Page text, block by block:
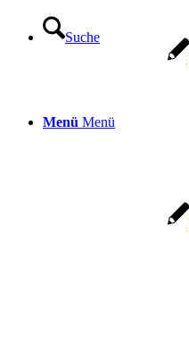
Suche
Menü Menü